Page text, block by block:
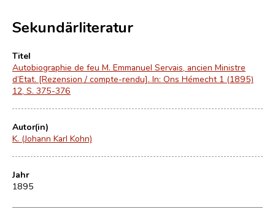
Sekundärliteratur
Titel
Autobiographie de feu M. Emmanuel Servais, ancien Ministre
d’Etat. [Rezension / compte-rendu]. In: Ons Hémecht 1 (1895)
12, S. 375-376
Autor(in)
K. (Johann Karl Kohn)
Jahr
1895